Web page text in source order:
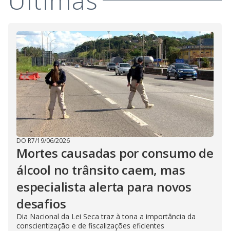
DO R7/19/06/2026
Mortes causadas por consumo de
álcool no trânsito caem, mas
especialista alerta para novos
desafios
Dia Nacional da Lei Seca traz à tona a importância da
conscientização e de fiscalizações eficientes